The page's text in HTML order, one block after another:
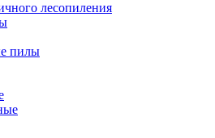
лесопиления
пилы